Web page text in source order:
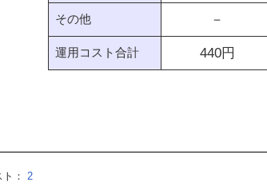
その他 －
運用コスト合計 440円
： 2